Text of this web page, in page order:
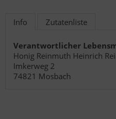
Info Zutatenliste
Verantwortlicher
Honig Reinmuth Heinrich
Imkerweg 2
74821 Mosbach